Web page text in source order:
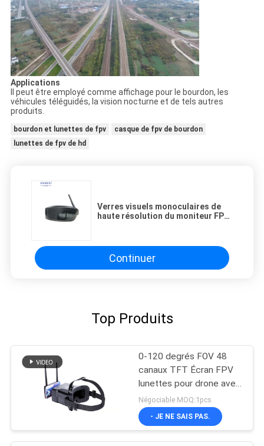
Applications
Il peut être employé comme affichage pour le bourdon, les
véhicules téléguidés, la vision nocturne et de tels autres
produits.
bourdon et lunettes de fpv
casque de fpv de bourdon
lunettes de fpv de hd
Verres visuels monoculaires de
haute résolution du moniteur FPV
Continuer
Top Produits
0-120 degrés FOV 48
canaux TFT Écran FPV
lunettes pour drone avec
écran de 4,3 pouces
Négociable MOQ:1pcs
- JE NE SAIS PAS.